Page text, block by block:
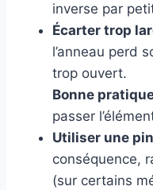
inverse par
Écarter trop
l’anneau perd
trop ouvert.
Bonne
passer
Utiliser une
conséquence,
(sur certains